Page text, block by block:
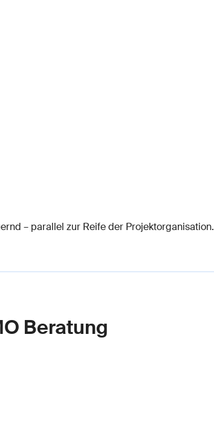
– parallel zur Reife der Projektorganisation.
Beratung